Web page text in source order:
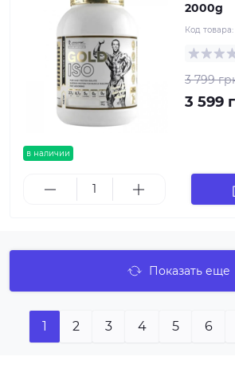
в наличии
2000g
Код товара:
3 799
3 599
Показать еще
1 2 3 4 5 6